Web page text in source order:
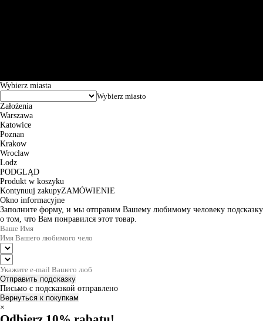
Wybierz miasta
Założenia
Warszawa
Katowice
Poznan
Krakow
Wroclaw
Lodz
PODGLĄD
Produkt w koszyku
Kontynuuj zakupyZAMÓWIENIE
Okno informacyjne
Заполните форму, и мы отправим Вашему любимому человеку подсказку
о том, что Вам понравился этот товар.
Отправить подсказку
Письмо с подсказкой отправлено
Вернуться к покупкам
×